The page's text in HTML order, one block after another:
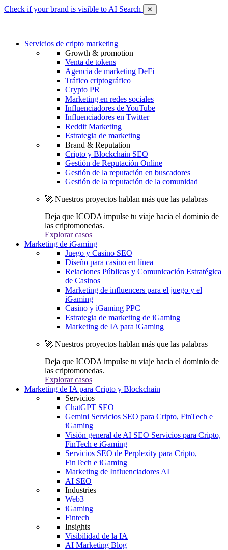
Check if your brand is visible to AI Search ✕
Servicios de cripto marketing
Growth & promotion
Venta de tokens
Agencia de marketing DeFi
Tráfico criptográfico
Crypto PR
Marketing en redes sociales
Influenciadores de YouTube
Influenciadores en Twitter
Reddit Marketing
Estrategia de marketing
Brand & Reputation
Cripto y Blockchain SEO
Gestión de Reputación Online
Gestión de la reputación en buscadores
Gestión de la reputación de la comunidad
🚀 Nuestros proyectos hablan más que las palabras
Deja que ICODA impulse tu viaje hacia el dominio de
las criptomonedas.
Explorar casos
Marketing de iGaming
Juego y Casino SEO
Diseño para casino en línea
Relaciones Públicas y Comunicación Estratégica
de Casinos
Marketing de influencers para el juego y el
iGaming
Casino y iGaming PPC
Estrategia de marketing de iGaming
Marketing de IA para iGaming
🚀 Nuestros proyectos hablan más que las palabras
Deja que ICODA impulse tu viaje hacia el dominio de
las criptomonedas.
Explorar casos
Marketing de IA para Cripto y Blockchain
Servicios
ChatGPT SEO
Gemini Servicios SEO para Cripto, FinTech e
iGaming
Visión general de AI SEO Servicios para Cripto,
FinTech e iGaming
Servicios SEO de Perplexity para Cripto,
FinTech e iGaming
Marketing de Influenciadores AI
AI SEO
Industries
Web3
iGaming
Fintech
Insights
Visibilidad de la IA
AI Marketing Blog